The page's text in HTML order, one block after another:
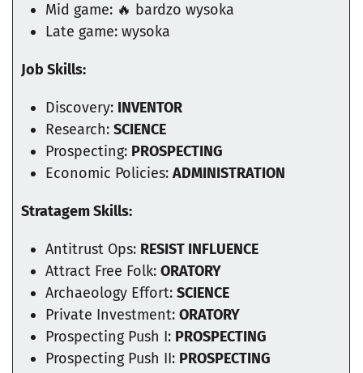
Mid game: 🔥 bardzo wysoka
Late game: wysoka
Job Skills:
Discovery: INVENTOR
Research: SCIENCE
Prospecting: PROSPECTING
Economic Policies: ADMINISTRATION
Stratagem Skills:
Antitrust Ops: RESIST INFLUENCE
Attract Free Folk: ORATORY
Archaeology Effort: SCIENCE
Private Investment: ORATORY
Prospecting Push I: PROSPECTING
Prospecting Push II: PROSPECTING